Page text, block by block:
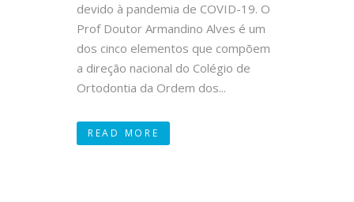
devido à pandemia de COVID-19. O
Prof Doutor Armandino Alves é um
dos cinco elementos que compõem
a direção nacional do Colégio de
Ortodontia da Ordem dos...
READ MORE